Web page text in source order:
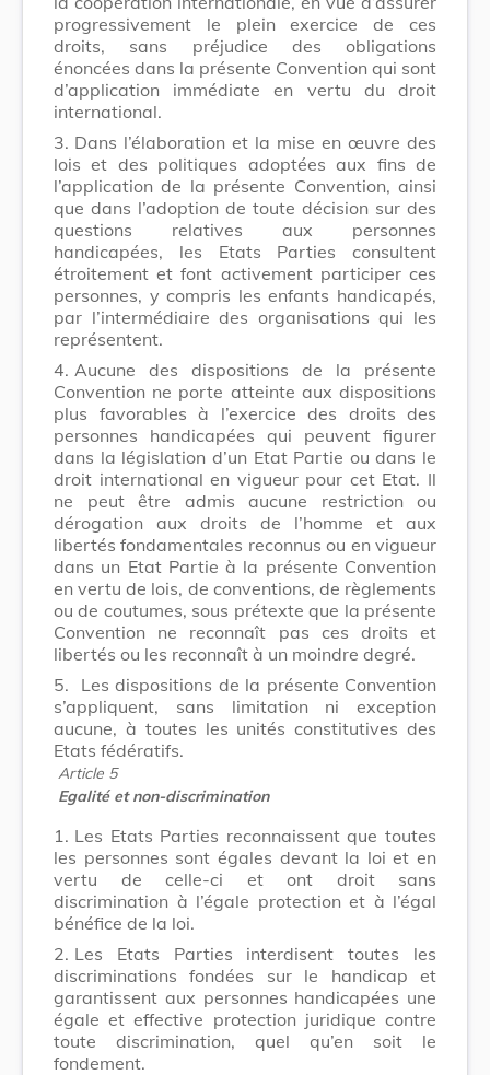
progressivement le plein exercice de ces
droits, sans préjudice des obligations
énoncées dans la présente Convention qui sont
d’application immédiate en vertu du droit
international.
3. Dans l’élaboration et la mise en œuvre des
lois et des politiques adoptées aux fins de
l’application de la présente Convention, ainsi
que dans l’adoption de toute décision sur des
questions relatives aux personnes
handicapées, les Etats Parties consultent
étroitement et font activement participer ces
personnes, y compris les enfants handicapés,
par l’intermédiaire des organisations qui les
représentent.
4. Aucune des dispositions de la présente
Convention ne porte atteinte aux dispositions
plus favorables à l’exercice des droits des
personnes handicapées qui peuvent figurer
dans la législation d’un Etat Partie ou dans le
droit international en vigueur pour cet Etat. Il
ne peut être admis aucune restriction ou
dérogation aux droits de l’homme et aux
libertés fondamentales reconnus ou en vigueur
dans un Etat Partie à la présente Convention
en vertu de lois, de conventions, de règlements
ou de coutumes, sous prétexte que la présente
Convention ne reconnaît pas ces droits et
libertés ou les reconnaît à un moindre degré.
5.
Les dispositions de la présente Convention
s’appliquent, sans limitation ni exception
aucune, à toutes les unités constitutives des
Etats fédératifs.
Article 5
Egalité et non-discrimination
1. Les Etats Parties reconnaissent que toutes
les personnes sont égales devant la loi et en
vertu de celle-ci et ont droit sans
discrimination à l’égale protection et à l’égal
bénéfice de la loi.
2. Les Etats Parties interdisent toutes les
discriminations fondées sur le handicap et
garantissent aux personnes handicapées une
égale et effective protection juridique contre
toute discrimination, quel qu’en soit le
fondement.